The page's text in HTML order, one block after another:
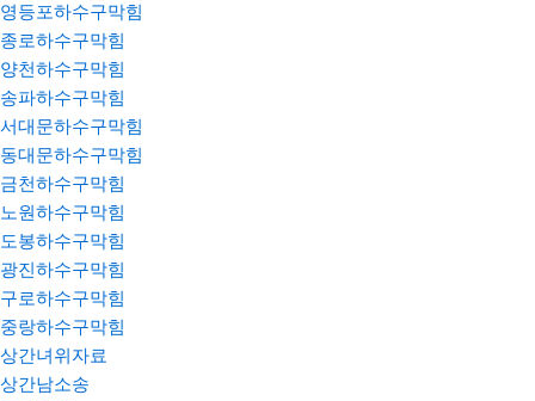
영등포하수구막힘
종로하수구막힘
양천하수구막힘
송파하수구막힘
서대문하수구막힘
동대문하수구막힘
금천하수구막힘
노원하수구막힘
도봉하수구막힘
광진하수구막힘
구로하수구막힘
중랑하수구막힘
상간녀위자료
상간남소송